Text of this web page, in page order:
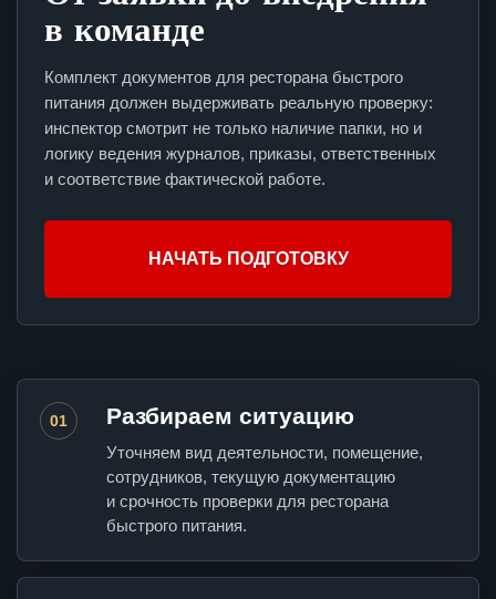
в команде
Комплект документов для ресторана быстрого
питания должен выдерживать реальную проверку:
инспектор смотрит не только наличие папки, но и
логику ведения журналов, приказы, ответственных
и соответствие фактической работе.
НАЧАТЬ ПОДГОТОВКУ
01 Разбираем ситуацию
Уточняем вид деятельности, помещение,
сотрудников, текущую документацию
и срочность проверки для ресторана
быстрого питания.